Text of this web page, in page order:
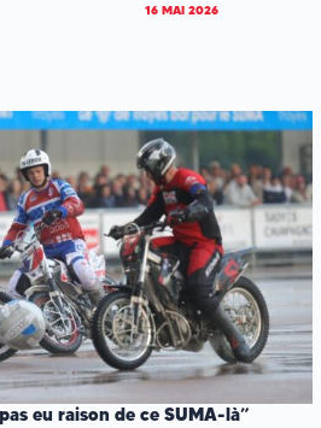
16 MAI 2026
eu raison de ce SUMA-là”